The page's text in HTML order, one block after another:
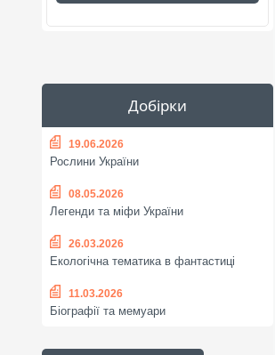
Добірки
19.06.2026
Рослини України
08.05.2026
Легенди та міфи України
26.03.2026
Екологічна тематика в фантастиці
11.03.2026
Біографії та мемуари